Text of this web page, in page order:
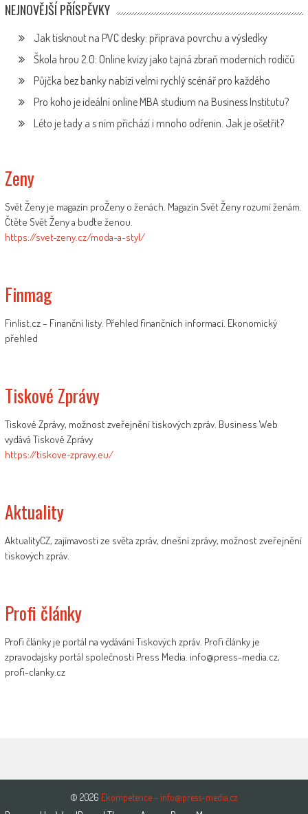
NEJNOVĚJŠÍ PŘÍSPĚVKY
Jak tisknout na PVC desky: příprava povrchu a výsledky
Škola hrou 2.0: Online kvízy jako tajná zbraň moderních rodičů
Půjčka bez banky nabízí velmi rychlý scénář pro každého
Pro koho je ideální online MBA studium na Business Institutu?
Léto je tady a s ním přichází i mnoho odřenin. Jak je ošetřit?
Zeny
Svět Ženy je magazín proŽeny o ženách. Magazín Svět Ženy rozumí ženám.
Čtěte Svět Ženy a buďte ženou.
https://svet-zeny.cz/moda-a-styl/
Finmag
Finlist.cz – Finanční listy. Přehled finančních informací. Ekonomický
přehled
Tiskové Zprávy
Tiskové Zprávy, možnost zveřejnění tiskových zpráv. Business Web
vydává Tiskové Zprávy
https://tiskove-zpravy.eu/
Aktuality
AktualityCZ, zajímavosti ze světa zpráv, dnešní zprávy, možnost zveřejnění
tiskových zpráv.
Profi články
Profi články je portál na vydávání Tiskových zpráv. Profi články je
zpravodajsky portál společnosti Press Media. info@press-media.cz,
profi-clanky.cz
© 2026 Ekompetence - info@press-media.cz